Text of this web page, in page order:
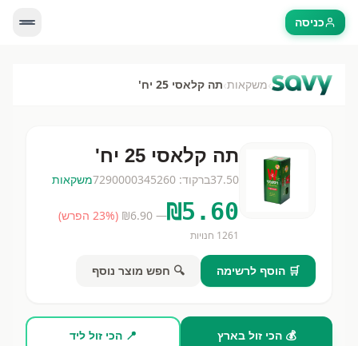
כניסה
›משקאות›תה קלאסי 25 יח'
תה קלאסי 25 יח'
37.50ברקוד: 7290000345260משקאות
₪5.60
— ₪
6.90
(
23% הפרש)
1261 חנויות
🛒 הוסף לרשימה 🔍 חפש מוצר נוסף
💰 הכי זול בארץ 📍 הכי זול ליד